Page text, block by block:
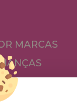
MARCAS
ADULTOS
AUTORES